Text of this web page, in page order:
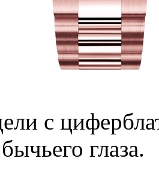
с
глаза.